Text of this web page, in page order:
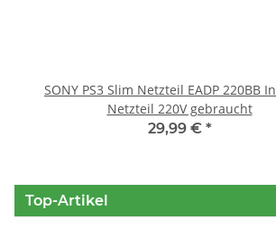
SONY PS3 Slim Netzteil EADP 220BB
Netzteil 220V gebraucht
29,99 € *
Top-Artikel